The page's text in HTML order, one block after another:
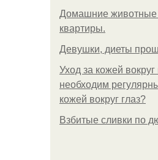
Домашние животные
квартиры.
Девушки, диеты
Уход за кожей
необходим
кожей вокруг глаз?
Взбитые сливки по